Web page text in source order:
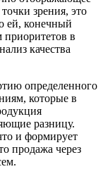
зрения, это
ей, конечный
приоритетов в
качества
определенного
которые в
разницу.
и формирует
продажа через